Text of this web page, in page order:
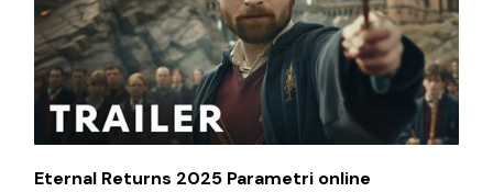
Eternal Returns 2025 Parametri online